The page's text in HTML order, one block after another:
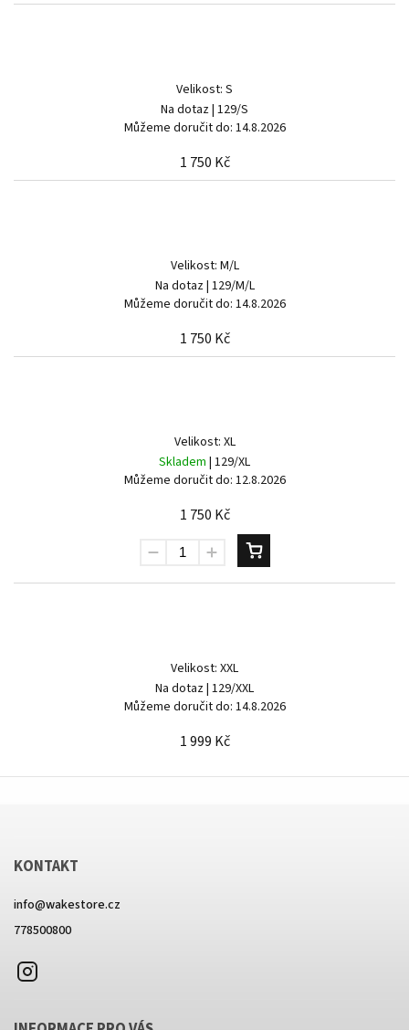
Velikost: S
Na dotaz| 129/S
Můžeme doručit do: 14.8.2026
1 750 Kč
Velikost: M/L
Na dotaz| 129/M/L
Můžeme doručit do: 14.8.2026
1 750 Kč
Velikost: XL
Skladem | 129/XL
Můžeme doručit do: 12.8.2026
1 750 Kč
Velikost: XXL
Na dotaz| 129/XXL
Můžeme doručit do: 14.8.2026
1 999 Kč
KONTAKT
info@wakestore.cz
778500800